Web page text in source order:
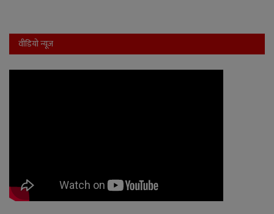
वीडियो न्यूज